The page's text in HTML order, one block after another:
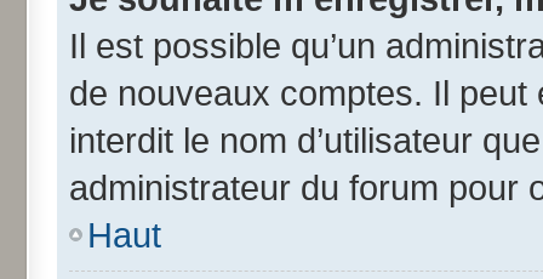
Il est possible qu’un
de nouveaux comptes. Il
interdit le nom d’utilisateur
administrateur du forum pour
Haut